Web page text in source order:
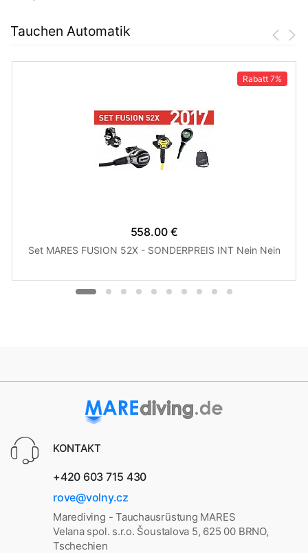
Tauchen Automatik
Rabatt 7%
558.00 €
Set MARES FUSION 52X - SONDERPREIS INT Nein Nein
KONTAKT
+420 603 715 430
rove@volny.cz
Marediving - Tauchausrüstung MARES
Velana spol. s.r.o. Šoustalova 5, 625 00 BRNO,
Tschechien